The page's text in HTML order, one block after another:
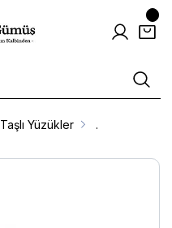
Taşlı Yüzükler .